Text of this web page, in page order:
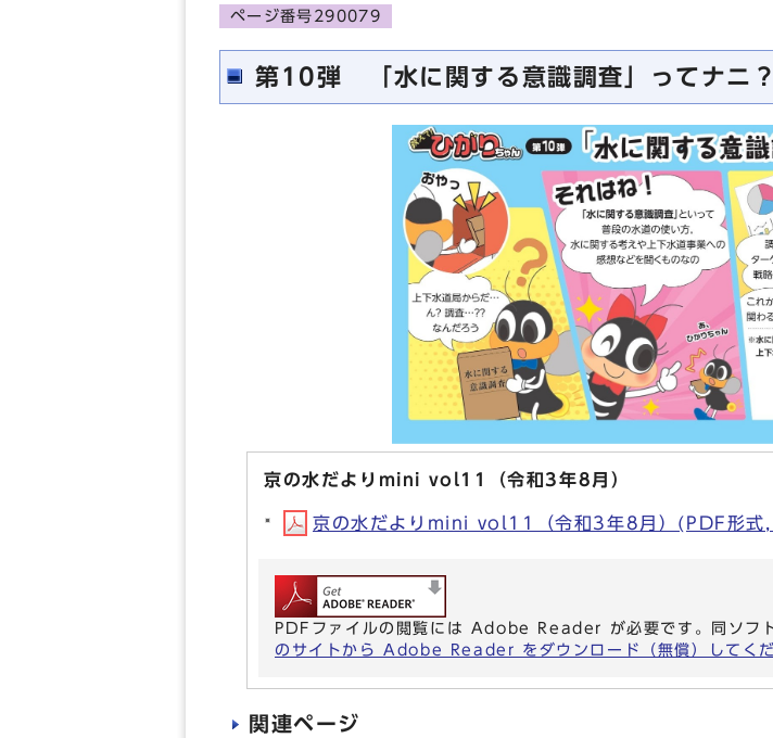
ページ番号290079
第10弾 「水に関する意識調査」ってナニ？
京の水だよりmini vol11（令和3年8月）
京の水だよりmini vol11（令和3年8月）(PDF形
PDFファイルの閲覧には Adobe Reader が必要です。同ソフ
のサイトから Adobe Reader をダウンロード（無償）してくだ
関連ページ